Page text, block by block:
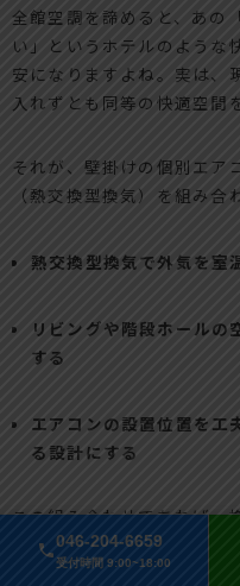
046-204-6659
受付時間 9:00~18:00
全館空調を諦めると、あの
い」というホテルのような
安になりますよね。実は、
入れずとも同等の快適空間
それが、壁掛けの個別エア
（熱交換型換気）を組み合
熱交換型換気で外気を室
リビングや階段ホールの
する
エアコンの設置位置を工
る設計にする
この組み合わせであれば、
たい空気を逃がさずに、個
えられます。初期費用を大